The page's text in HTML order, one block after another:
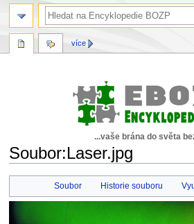
...vaše brána do světa
Soubor:Laser.jpg
na
na
Soubor Historie souboru
více